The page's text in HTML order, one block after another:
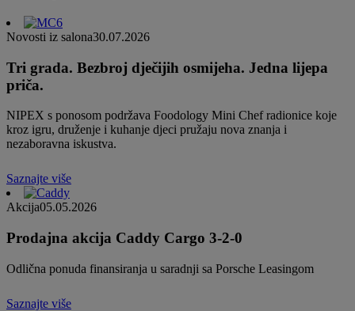
Novosti iz salona30.07.2026
Tri grada. Bezbroj dječijih osmijeha. Jedna lijepa
priča.
NIPEX s ponosom podržava Foodology Mini Chef radionice koje
kroz igru, druženje i kuhanje djeci pružaju nova znanja i
nezaboravna iskustva.
Saznajte više
Akcija05.05.2026
Prodajna akcija Caddy Cargo 3-2-0
Odlična ponuda finansiranja u saradnji sa Porsche Leasingom
Saznajte više